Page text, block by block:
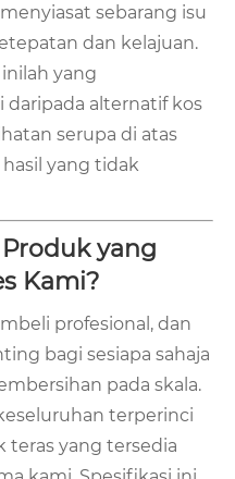
sebarang isu
dan kelajuan.
yang
daripada alternatif kos
serupa di atas
yang tidak
yang
Kami?
profesional, dan
bagi sesiapa sahaja
pada skala.
terperinci
yang tersedia